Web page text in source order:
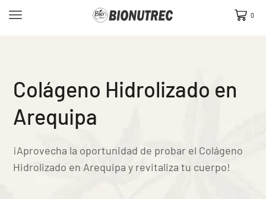
0
Colágeno Hidrolizado en
Arequipa
¡Aprovecha la oportunidad de probar el Colágeno
Hidrolizado en Arequipa y revitaliza tu cuerpo!